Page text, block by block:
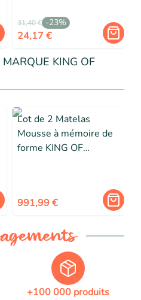
31,40 € -23%
24,17 €
KING OF
Lot de 2 Matelas
Mousse à mémoire de
forme KING OF
991,99 €
+100 000 produits